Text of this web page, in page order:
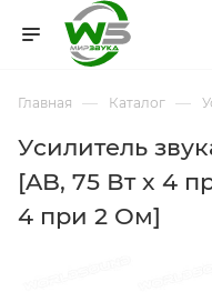
Главная — Каталог —
Усилитель
[AB, 75 Вт x 4
4 при 2 Ом]